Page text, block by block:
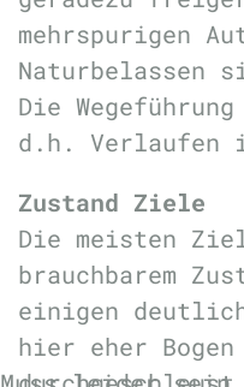
mehrspurigen
Naturbelassen
Die
d.h. Verlaufen
Zustand Ziele
Die meisten
brauchbarem
einigen
hier eher Bogen